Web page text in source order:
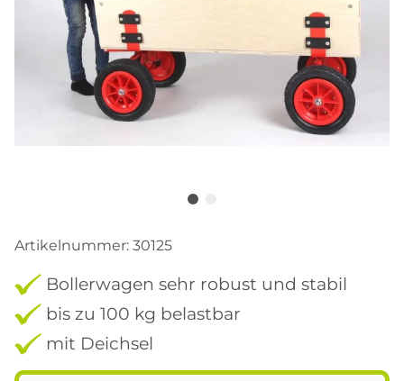
Artikelnummer: 30125
Bollerwagen sehr robust und stabil
bis zu 100 kg belastbar
mit Deichsel